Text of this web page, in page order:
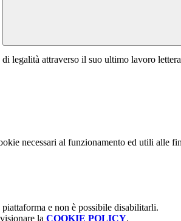
legalità attraverso il suo ultimo lavoro
necessari al funzionamento ed utili alle
e non è possibile disabilitarli.
la COOKIE POLICY.